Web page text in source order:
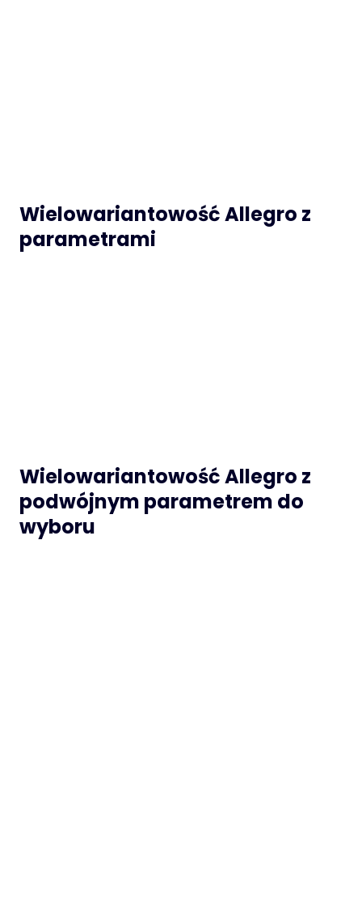
Wielowariantowość Allegro z
parametrami
Wielowariantowość Allegro z
podwójnym parametrem do
wyboru